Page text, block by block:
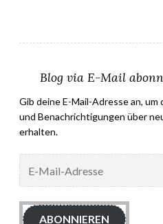
Blog via E-Mail
Gib deine E-Mail-Adresse an, um
und Benachrichtigungen über
erhalten.
Mail-
Adresse
ABONNIEREN